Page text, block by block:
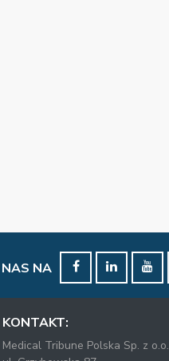
NAS NA
KONTAKT:
Medical Tribune Polska Sp. z o.o.